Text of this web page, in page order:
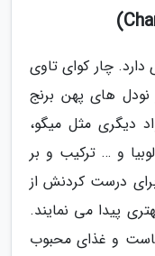
دارد. چار کوای تاوی
های پهن برنج
دیگری مثل میگو،
و … ترکیب و بر
درست کردنش از
پیدا می نمایند.
و غذای محبوب